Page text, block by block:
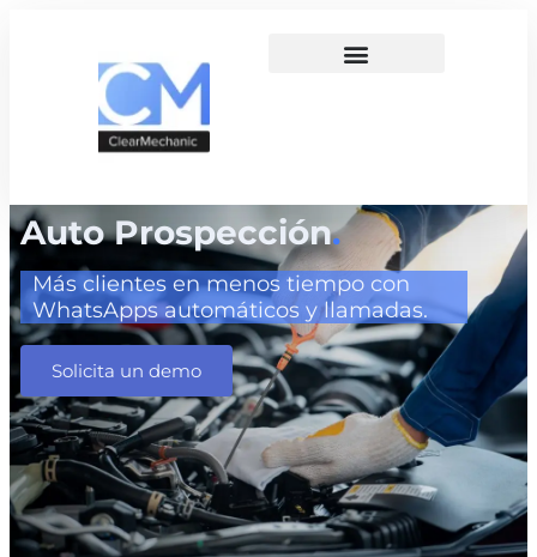
Auto Prospección.
Más clientes en menos tiempo con
WhatsApps automáticos y llamadas.
Solicita un demo